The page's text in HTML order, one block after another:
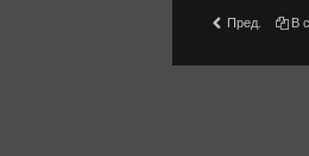
Пред. В